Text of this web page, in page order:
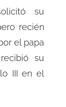
su
recién
el papa
su
III en el